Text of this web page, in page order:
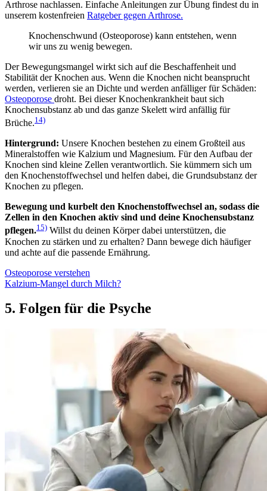
Arthrose nachlassen. Einfache Anleitungen zur Übung findest du in
unserem kostenfreien Ratgeber gegen Arthrose.
Knochenschwund (Osteoporose) kann entstehen, wenn
wir uns zu wenig bewegen.
Der Bewegungsmangel wirkt sich auf die Beschaffenheit und
Stabilität der Knochen aus. Wenn die Knochen nicht beansprucht
werden, verlieren sie an Dichte und werden anfälliger für Schäden:
Osteoporose droht. Bei dieser Knochenkrankheit baut sich
Knochensubstanz ab und das ganze Skelett wird anfällig für
Brüche.14)
Hintergrund: Unsere Knochen bestehen zu einem Großteil aus
Mineralstoffen wie Kalzium und Magnesium. Für den Aufbau der
Knochen sind kleine Zellen verantwortlich. Sie kümmern sich um
den Knochenstoffwechsel und helfen dabei, die Grundsubstanz der
Knochen zu pflegen.
Bewegung und kurbelt den Knochenstoffwechsel an, sodass die
Zellen in den Knochen aktiv sind und deine Knochensubstanz
pflegen.15) Willst du deinen Körper dabei unterstützen, die
Knochen zu stärken und zu erhalten? Dann bewege dich häufiger
und achte auf die passende Ernährung.
Osteoporose verstehen
Kalzium-Mangel durch Milch?
5. Folgen für die Psyche